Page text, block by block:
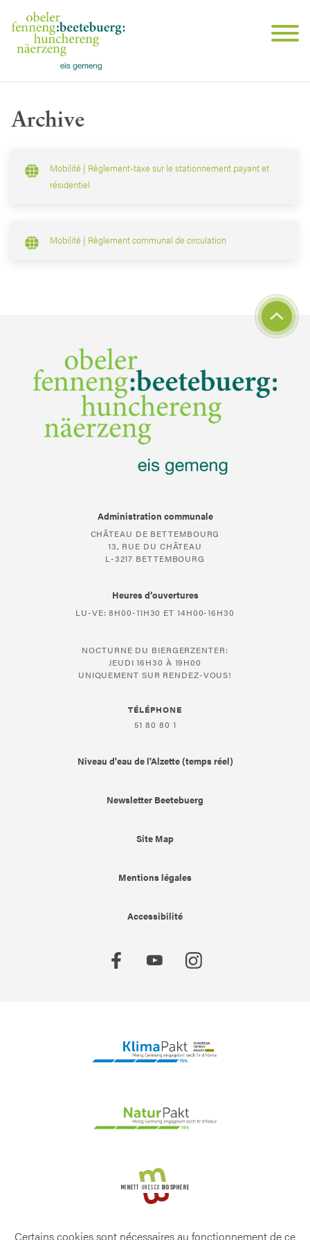
Archive
Mobilité | Règlement-taxe sur le stationnement payant et
résidentiel
Mobilité | Règlement communal de circulation
Administration communale
CHÂTEAU DE BETTEMBOURG
13, RUE DU CHÂTEAU
L-3217 BETTEMBOURG
Heures d’ouvertures
LU-VE: 8H00-11H30 ET 14H00-16H30
NOCTURNE DU BIERGERZENTER:
JEUDI 16H30 À 19H00
UNIQUEMENT SUR RENDEZ-VOUS!
TÉLÉPHONE
51 80 80 1
Niveau d'eau de l'Alzette (temps réel)
Newsletter Beetebuerg
Site Map
Mentions légales
Accessibilité
Certains cookies sont nécessaires au fonctionnement de ce